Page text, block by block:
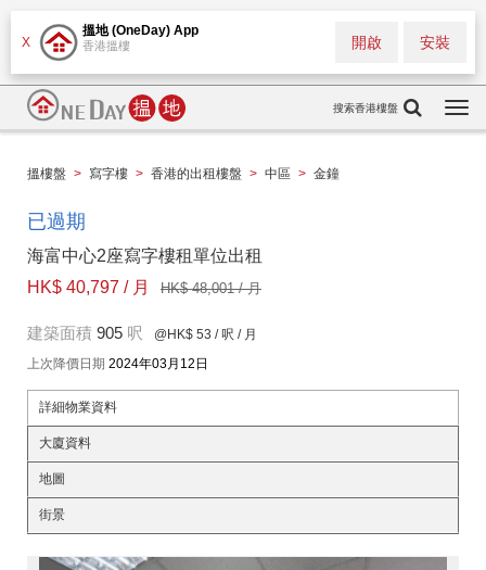
X
搵地 (OneDay) App
香港搵樓 安裝
開啟
搜索香港樓盤
搵樓盤 > 寫字樓 > 香港的出租樓盤 > 中區 > 金鐘
已過期
海富中心2座寫字樓租單位出租
HK$ 40,797 / 月
HK$ 48,001 / 月
建築面積 905 呎 @HK$ 53 / 呎 / 月
上次降價日期 2024年03月12日
詳細物業資料
大廈資料
地圖
街景